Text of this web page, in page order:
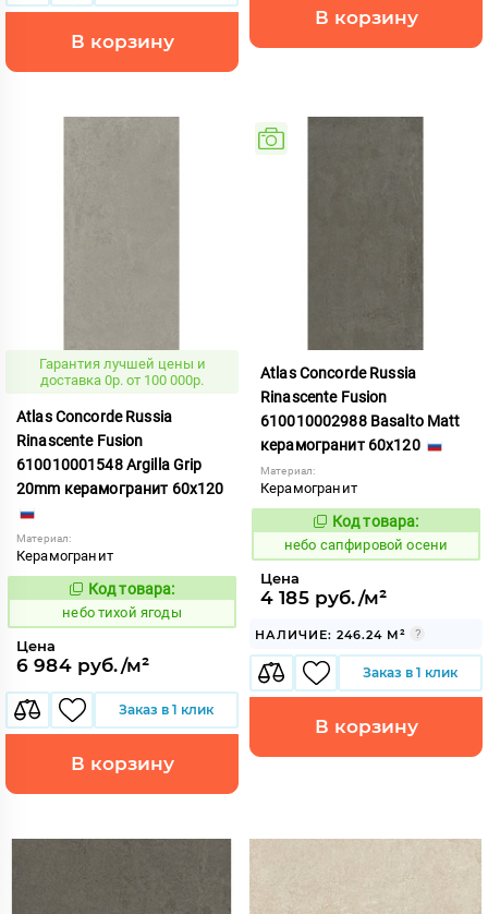
В корзину
В корзину
Гарантия лучшей цены и
доставка 0р. от 100 000р.
Atlas Concorde Russia
Rinascente Fusion
610010001548 Argilla Grip
20mm керамогранит 60x120
Материал:
Керамогранит
1122124
Код товара:
небо тихой ягоды
Цена
6 984 руб./м²
Заказ в 1 клик
В корзину
Atlas Concorde Russia
Rinascente Fusion
610010002988 Basalto Matt
керамогранит 60x120
Материал:
Керамогранит
1119565
Код товара:
небо сапфировой осени
Цена
4 185 руб./м²
НАЛИЧИЕ: 246.24 М²
Заказ в 1 клик
В корзину